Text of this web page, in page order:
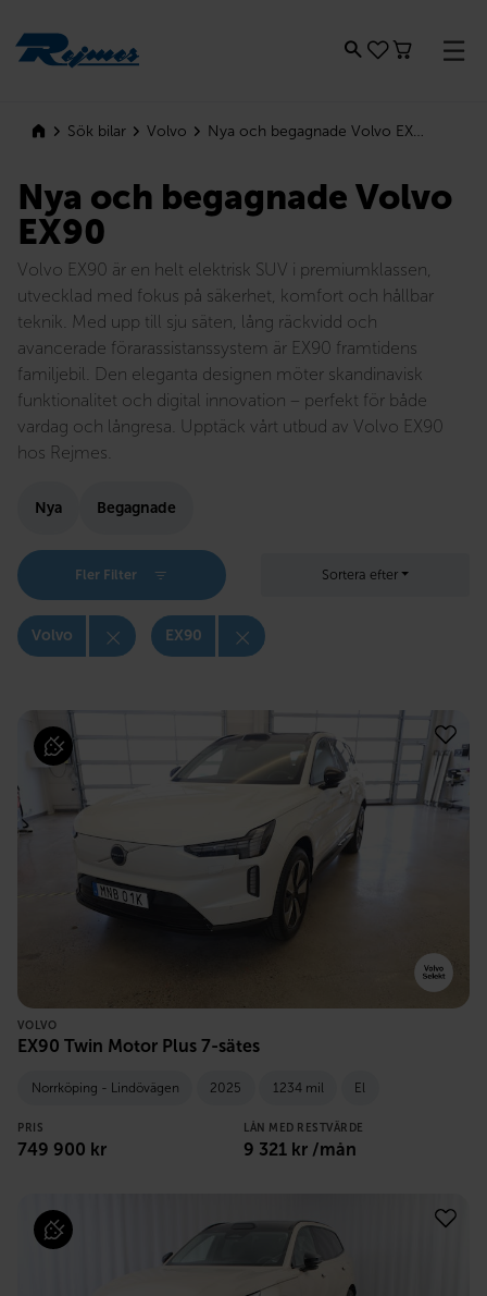
Sök bilar Volvo Nya och begagnade Volvo EX90
Nya och begagnade Volvo
EX90
Volvo EX90 är en helt elektrisk SUV i premiumklassen,
utvecklad med fokus på säkerhet, komfort och hållbar
teknik. Med upp till sju säten, lång räckvidd och
avancerade förarassistanssystem är EX90 framtidens
familjebil. Den eleganta designen möter skandinavisk
funktionalitet och digital innovation – perfekt för både
vardag och långresa. Upptäck vårt utbud av Volvo EX90
hos Rejmes.
Nya Begagnade
Fler Filter Sortera efter
Volvo EX90
VOLVO
EX90 Twin Motor Plus 7-sätes
Norrköping - Lindövägen 2025 1234 mil El
PRIS
749 900 kr
LÅN MED RESTVÄRDE
9 321 kr /mån